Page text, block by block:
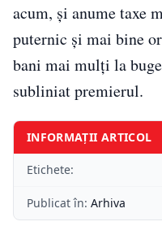
acum, și anume taxe
puternic și mai bine
bani mai mulți la
subliniat premierul.
INFORMAȚII ARTICOL
Etichete:
Publicat în: Arhiva